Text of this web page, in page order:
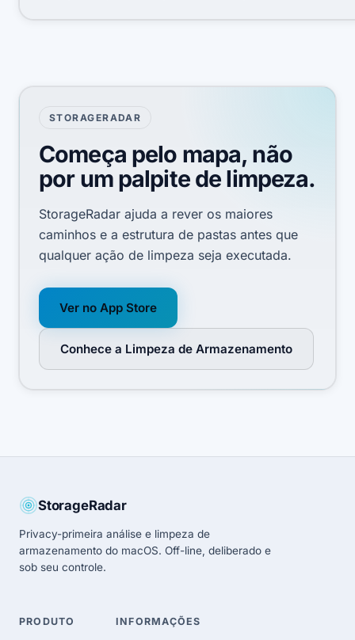
STORAGERADAR
Começa pelo mapa, não
por um palpite de limpeza.
StorageRadar ajuda a rever os maiores
caminhos e a estrutura de pastas antes que
qualquer ação de limpeza seja executada.
Ver no App Store
Conhece a Limpeza de Armazenamento
StorageRadar
Privacy-primeira análise e limpeza de
armazenamento do macOS. Off-line, deliberado e
sob seu controle.
PRODUTO INFORMAÇÕES